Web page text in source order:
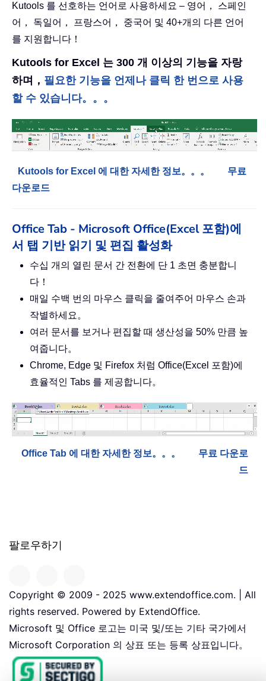
Kutools 를 선호하는 언어로 사용하세요 – 영어， 스페인
어， 독일어， 프랑스어， 중국어 및 40+개의 다른 언어
를 지원합니다！
Kutools for Excel 는 300 개 이상의 기능을 자랑
하며， 필요한 기능을 언제나 클릭 한 번으로 사용
할 수 있습니다。。。
Kutools for Excel 에 대한 자세한 정보。。。
무료
다운로드
Office Tab - Microsoft Office(Excel 포함)에
서 탭 기반 읽기 및 편집 활성화
수십 개의 열린 문서 간 전환에 단 1 초면 충분합니
다！
매일 수백 번의 마우스 클릭을 줄여주어 마우스 손과
작별하세요。
여러 문서를 보거나 편집할 때 생산성을 50% 만큼 높
여줍니다。
Chrome, Edge 및 Firefox 처럼 Office(Excel 포함)에
효율적인 Tabs 를 제공합니다。
Office Tab 에 대한 자세한 정보。。。
무료 다운로
드
팔로우하기
Copyright © 2009 - 2025 www.extendoffice.com. | All
rights reserved. Powered by ExtendOffice.
Microsoft 및 Office 로고는 미국 및/또는 기타 국가에서
Microsoft Corporation 의 상표 또는 등록 상표입니다。